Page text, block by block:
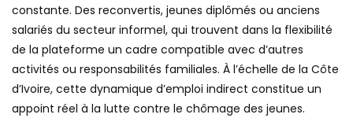
constante. Des reconvertis, jeunes diplômés ou anciens
salariés du secteur informel, qui trouvent dans la flexibilité
de la plateforme un cadre compatible avec d’autres
activités ou responsabilités familiales. À l’échelle de la Côte
d’Ivoire, cette dynamique d’emploi indirect constitue un
appoint réel à la lutte contre le chômage des jeunes.